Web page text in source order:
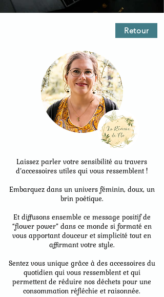
Retour
Laissez parler votre sensibilité au travers
d’accessoires utiles qui vous ressemblent !
Embarquez dans un univers féminin, doux, un
brin poétique.
Et diffusons ensemble ce message positif de
“flower power” dans ce monde si formaté en
vous apportant douceur et simplicité tout en
affirmant votre style.
Sentez vous unique grâce à des accessoires du
quotidien qui vous ressemblent et qui
permettent de réduire nos déchets pour une
consommation réfléchie et raisonnée.